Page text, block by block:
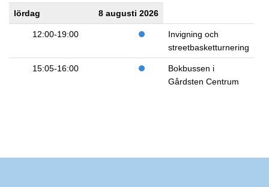
lördag 8 augusti 2026
12:00-19:00
Invigning och
streetbasketturnering
15:05-16:00
Bokbussen i
Gårdsten Centrum